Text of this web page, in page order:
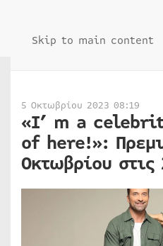
Skip to main content
5 Οκτωβρίου 2023 08:19
«I’ m a
of here!»:
Οκτωβρίου